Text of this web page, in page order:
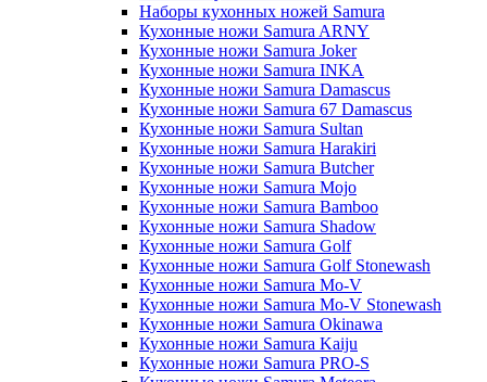
Наборы кухонных ножей Samura
Кухонные ножи Samura ARNY
Кухонные ножи Samura Joker
Кухонные ножи Samura INKA
Кухонные ножи Samura Damascus
Кухонные ножи Samura 67 Damascus
Кухонные ножи Samura Sultan
Кухонные ножи Samura Harakiri
Кухонные ножи Samura Butcher
Кухонные ножи Samura Mojo
Кухонные ножи Samura Bamboo
Кухонные ножи Samura Shadow
Кухонные ножи Samura Golf
Кухонные ножи Samura Golf Stonewash
Кухонные ножи Samura Mo-V
Кухонные ножи Samura Mo-V Stonewash
Кухонные ножи Samura Okinawa
Кухонные ножи Samura Kaiju
Кухонные ножи Samura PRO-S